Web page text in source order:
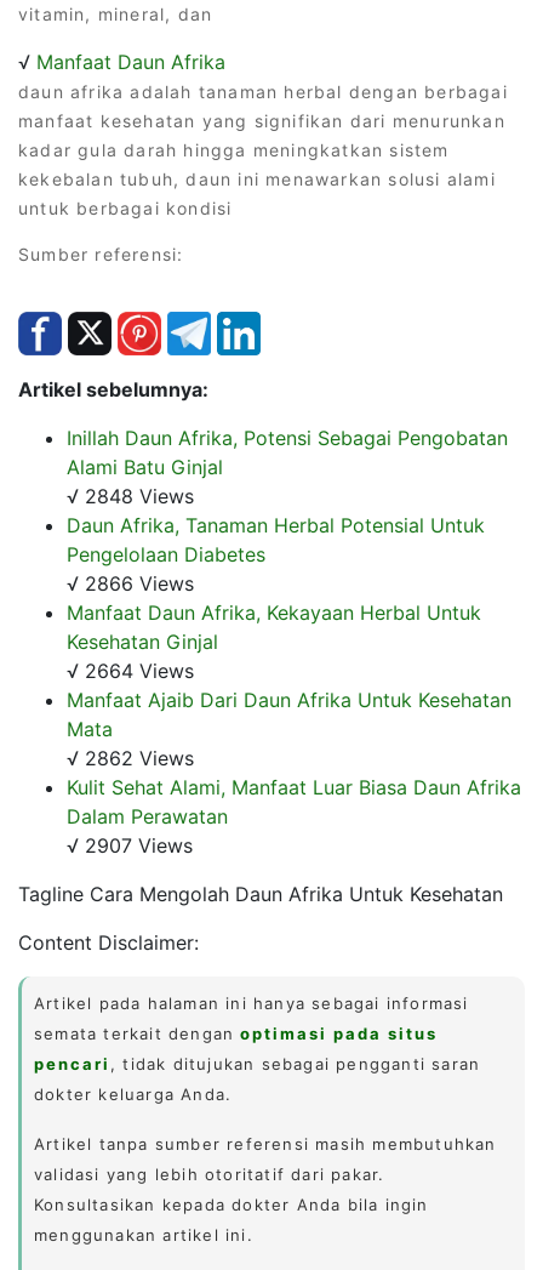
vitamin, mineral, dan
√ Manfaat Daun Afrika
daun afrika adalah tanaman herbal dengan berbagai
manfaat kesehatan yang signifikan dari menurunkan
kadar gula darah hingga meningkatkan sistem
kekebalan tubuh, daun ini menawarkan solusi alami
untuk berbagai kondisi
Sumber referensi:
Artikel sebelumnya:
Inillah Daun Afrika, Potensi Sebagai Pengobatan
Alami Batu Ginjal
√ 2848 Views
Daun Afrika, Tanaman Herbal Potensial Untuk
Pengelolaan Diabetes
√ 2866 Views
Manfaat Daun Afrika, Kekayaan Herbal Untuk
Kesehatan Ginjal
√ 2664 Views
Manfaat Ajaib Dari Daun Afrika Untuk Kesehatan
Mata
√ 2862 Views
Kulit Sehat Alami, Manfaat Luar Biasa Daun Afrika
Dalam Perawatan
√ 2907 Views
Tagline Cara Mengolah Daun Afrika Untuk Kesehatan
Content Disclaimer:
Artikel pada halaman ini hanya sebagai informasi
semata terkait denganoptimasi pada situs
pencari , tidak ditujukan sebagai pengganti saran
dokter keluarga Anda.
Artikel tanpa sumber referensi masih membutuhkan
validasi yang lebih otoritatif dari pakar.
Konsultasikan kepada dokter Anda bila ingin
menggunakan artikel ini.